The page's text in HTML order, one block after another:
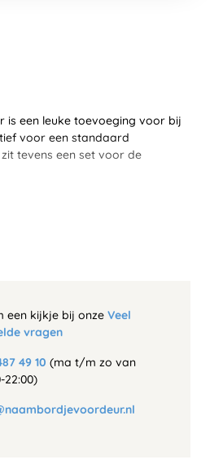
is een leuke toevoeging voor bij
voor een standaard
tevens een set voor de
een kijkje bij onze Veel
vragen
49 10 (ma t/m zo van
22:00)